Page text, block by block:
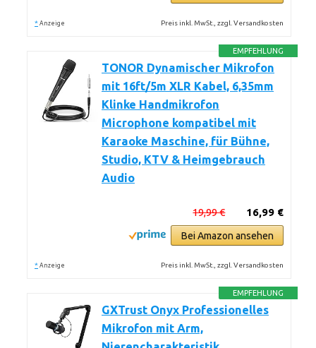
* Anzeige Preis inkl. MwSt., zzgl. Versandkosten
EMPFEHLUNG
TONOR Dynamischer Mikrofon
mit 16ft/5m XLR Kabel, 6,35mm
Klinke Handmikrofon
Microphone kompatibel mit
Karaoke Maschine, für Bühne,
Studio, KTV & Heimgebrauch
Audio
16,99 €
19,99 €
Bei Amazon ansehen
* Anzeige Preis inkl. MwSt., zzgl. Versandkosten
EMPFEHLUNG
GXTrust Onyx Professionelles
Mikrofon mit Arm,